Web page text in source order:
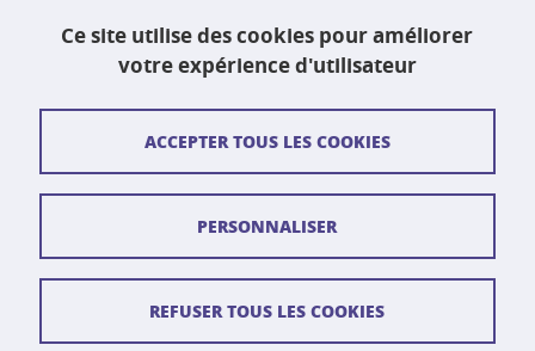
Tél. : 04 75 41 88 00
Fax : 04 75 41 88 44
Contact et plan d'accès
Plan du site
Mentions légales
Données personnelles
Ce site utilise des cookies pour améliorer
votre expérience d'utilisateur
ACCEPTER TOUS LES COOKIES
REFUSER TOUS LES COOKIES
PERSONNALISER